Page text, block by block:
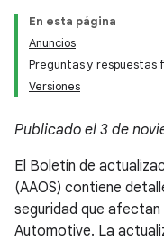
En esta página
Anuncios
Preguntas y respuestas
Versiones
Publicado el 3 de
El Boletín de
(AAOS) contiene
seguridad que
Automotive. La